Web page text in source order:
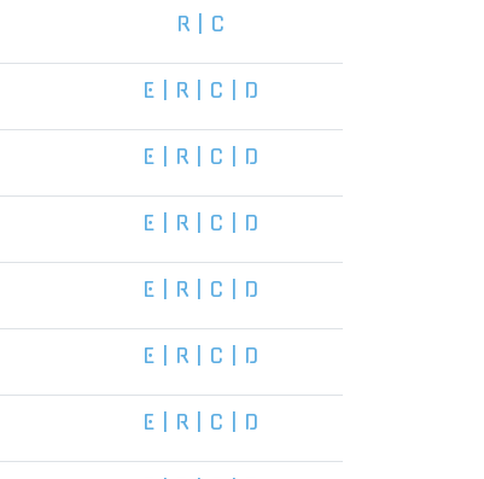
R C
E R C D
E R C D
E R C D
E R C D
E R C D
E R C D